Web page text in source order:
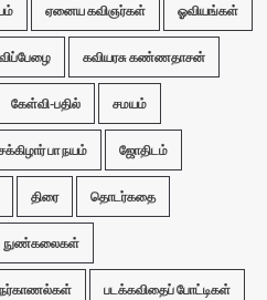
ஏனைய கவிஞர்கள் ஓவியங்கள்
கவியரசு கண்ணதாசன்
கேள்வி-பதில் சமயம்
பா நயம் ஜோதிடம்
திரை தொடர்கதை
நுண்கலைகள்
படக்கவிதைப் போட்டிகள்